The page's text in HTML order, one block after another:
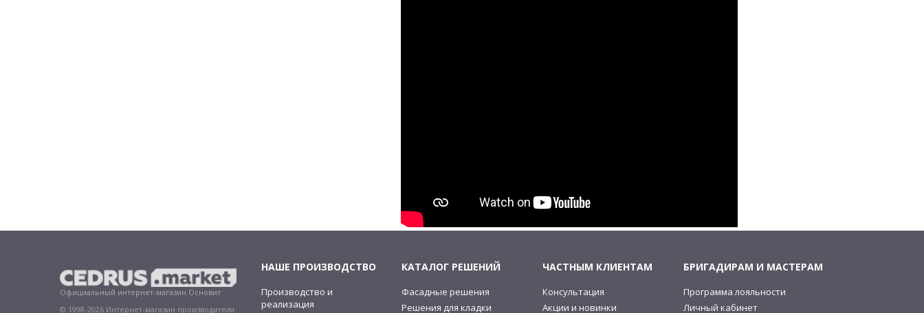
Официальный интернет-магазин Основит
© 1998-2026 Интернет-магазин производителя
НАШЕ ПРОИЗВОДСТВО
Производство и
реализация
КАТАЛОГ РЕШЕНИЙ
Фасадные решения
Решения для кладки
ЧАСТНЫМ КЛИЕНТАМ
Консультация
Акции и новинки
БРИГАДИРАМ И МАСТЕРАМ
Программа лояльности
Личный кабинет